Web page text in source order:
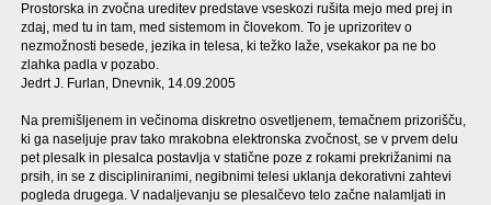
Prostorska in zvočna ureditev predstave vseskozi rušita mejo med prej in
zdaj, med tu in tam, med sistemom in človekom. To je uprizoritev o
nezmožnosti besede, jezika in telesa, ki težko laže, vsekakor pa ne bo
zlahka padla v pozabo.
Jedrt J. Furlan, Dnevnik, 14.09.2005
Na premišljenem in večinoma diskretno osvetljenem, temačnem prizorišču,
ki ga naseljuje prav tako mrakobna elektronska zvočnost, se v prvem delu
pet plesalk in plesalca postavlja v statične poze z rokami prekrižanimi na
prsih, in se z discipliniranimi, negibnimi telesi uklanja dekorativni zahtevi
pogleda drugega. V nadaljevanju se plesalčevo telo začne nalamljati in